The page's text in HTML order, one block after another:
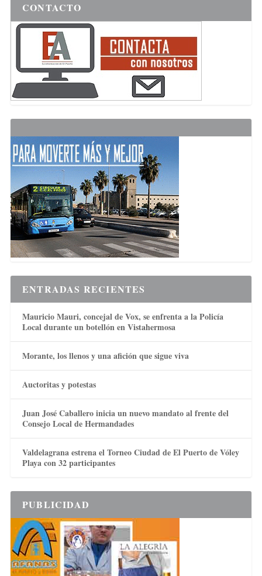
CONTACTO
ENTRADAS RECIENTES
Mauricio Mauri, concejal de Vox, se enfrenta a la Policía
Local durante un botellón en Vistahermosa
Morante, los llenos y una afición que sigue viva
Auctoritas y potestas
Juan José Caballero inicia un nuevo mandato al frente del
Consejo Local de Hermandades
Valdelagrana estrena el Torneo Ciudad de El Puerto de Vóley
Playa con 32 participantes
PUBLICIDAD